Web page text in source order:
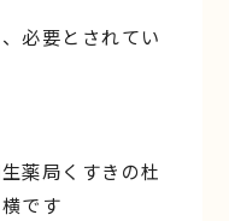
必要とされてい
薬局くすきの杜
です